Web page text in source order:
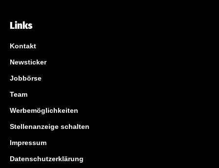
Links
Kontakt
Newsticker
Jobbörse
Team
Werbemöglichkeiten
Stellenanzeige schalten
Impressum
Datenschutzerklärung